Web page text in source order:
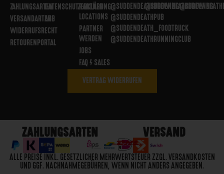
ZAHLUNGSARTEN
VERSANDARTEN
WIDERRUFSRECHT
RETOURENPORTAL
DATENSCHUTZERKLÄRUNG
AGB
PARTNER
LOCATIONS
PARTNER
WERDEN
JOBS
FAQ / SALES
@SUDDENDEATHBREWING
@SUDDENDEATHPUB
@SUDDENDEATH_FOODTRUCK
@SUDDENDEATHRUNNINGCLUB
@SUDDENDEATHBREWING
VERTRAG WIDERRUFEN
ZAHLUNGSARTEN VERSAND
ALLE PREISE INKL. GESETZLICHER MEHRWERTSTEUER ZZGL. VERSANDKOSTEN
UND GGF. NACHNAHMEGEBÜHREN, WENN NICHT ANDERS ANGEGEBEN.